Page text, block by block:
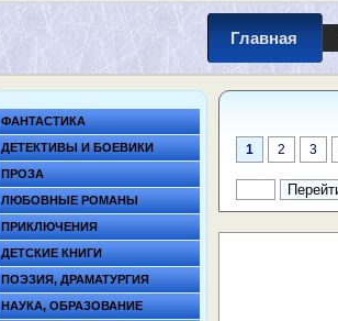
Главная
ФАНТАСТИКА
ДЕТЕКТИВЫ И БОЕВИКИ
ПРОЗА
ЛЮБОВНЫЕ РОМАНЫ
ПРИКЛЮЧЕНИЯ
ДЕТСКИЕ КНИГИ
ПОЭЗИЯ, ДРАМАТУРГИЯ
НАУКА, ОБРАЗОВАНИЕ
1 2 3